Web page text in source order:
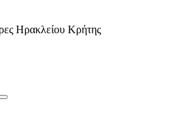
Ηρακλείου Κρήτης